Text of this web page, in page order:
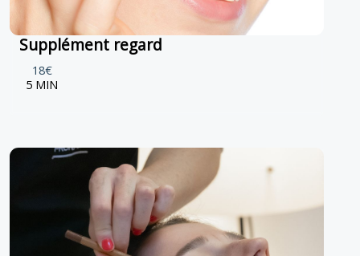
Supplément regard
18€
5 MIN